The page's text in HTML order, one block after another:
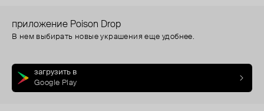
приложение Poison Drop
В нем выбирать новые украшения еще удобнее.
загрузить в
Google Play